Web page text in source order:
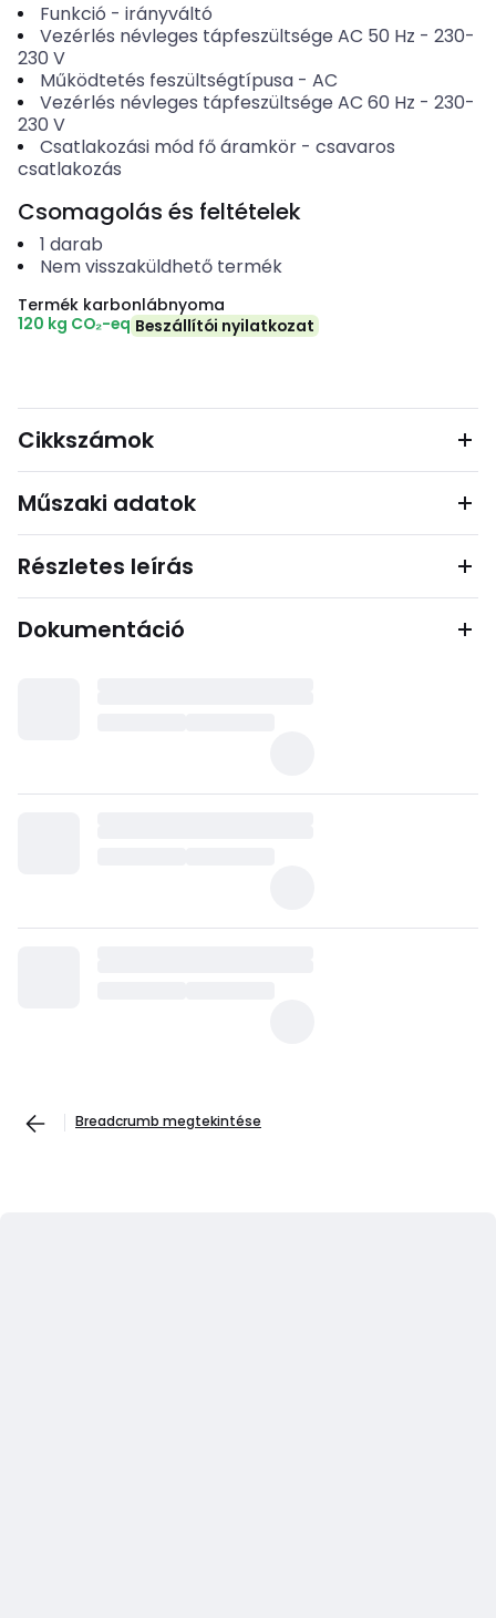
Funkció - irányváltó
Vezérlés névleges tápfeszültsége AC 50 Hz - 230-
230 V
Működtetés feszültségtípusa- AC
Vezérlés névleges tápfeszültsége AC 60 Hz - 230-
230 V
Csatlakozási mód fő áramkör- csavaros
csatlakozás
Csomagolás és feltételek
1 darab
Nem visszaküldhető termék
Termék karbonlábnyoma
120 kg CO₂-eq Beszállítói nyilatkozat
Cikkszámok
Műszaki adatok
Részletes leírás
Dokumentáció
Breadcrumb megtekintése